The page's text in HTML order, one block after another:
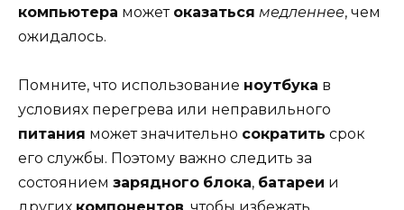
компьютера может оказаться медленнее, чем
ожидалось.
Помните, что использование ноутбука в
условиях перегрева или неправильного
питания может значительно сократить срок
его службы. Поэтому важно следить за
состоянием зарядного блока, батареи и